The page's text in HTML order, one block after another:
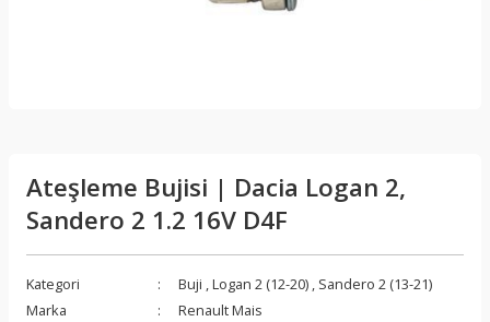
Ateşleme Bujisi | Dacia Logan 2,
Sandero 2 1.2 16V D4F
Kategori Buji ,Logan 2 (12-20) , Sandero 2 (13-21)
Marka
Renault Mais